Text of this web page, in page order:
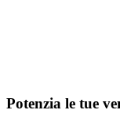
Potenzia le tue